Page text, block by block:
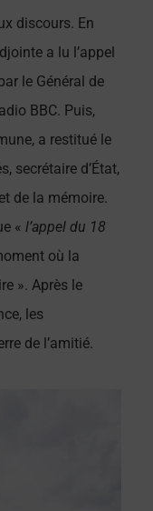
discours. En
a lu l’appel
le Général de
BBC. Puis,
a restitué le
secrétaire d’État,
de la mémoire.
« l’appel du 18
où la
». Après le
les
de l’amitié.